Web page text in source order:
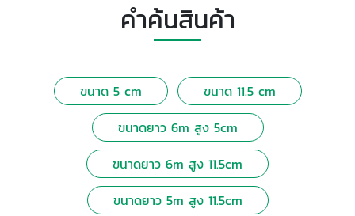
คำค้นสินค้า
ขนาด 5 cm
ขนาด 11.5 cm
ขนาดยาว 6m สูง 5cm
ขนาดยาว 6m สูง 11.5cm
ขนาดยาว 5m สูง 11.5cm